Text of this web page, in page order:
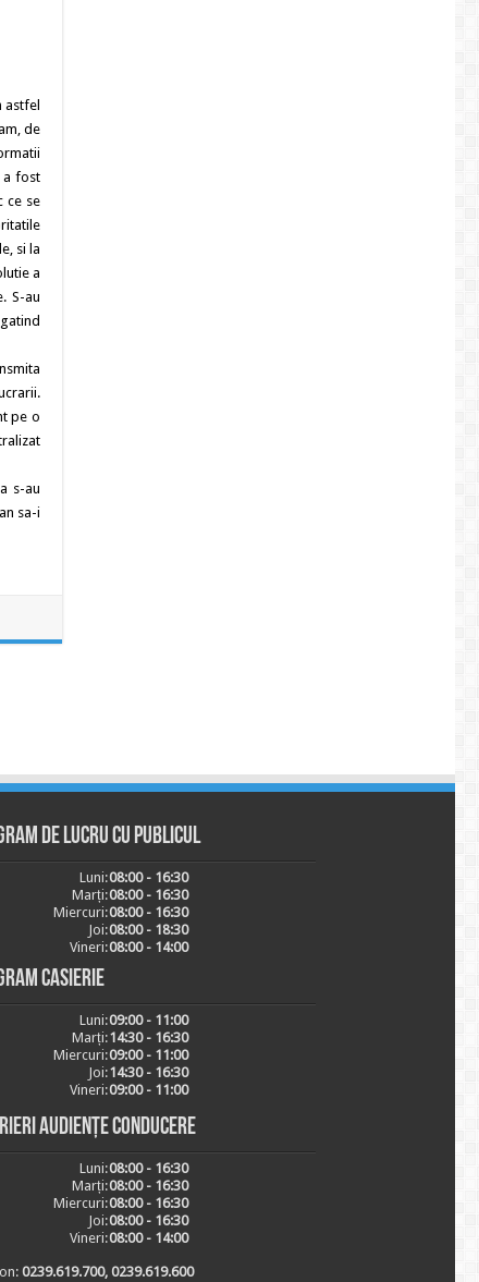
de
a fost
ce se
si la
a
S-au
pe o
s-au
sa-i
de lucru cu publicul
Luni:08:00 - 16:30
Marți:08:00 - 16:30
Miercuri:08:00 - 16:30
Joi:08:00 - 18:30
Vineri:08:00 - 14:00
casierie
Luni:09:00 - 11:00
Marți:14:30 - 16:30
Miercuri:09:00 - 11:00
Joi:14:30 - 16:30
Vineri:09:00 - 11:00
audiențe conducere
Luni:08:00 - 16:30
Marți:08:00 - 16:30
Miercuri:08:00 - 16:30
Joi:08:00 - 16:30
Vineri:08:00 - 14:00
0239.619.700, 0239.619.600